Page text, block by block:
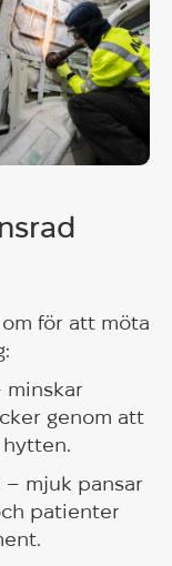
för att möta
minskar
genom att
– mjuk pansar
patienter